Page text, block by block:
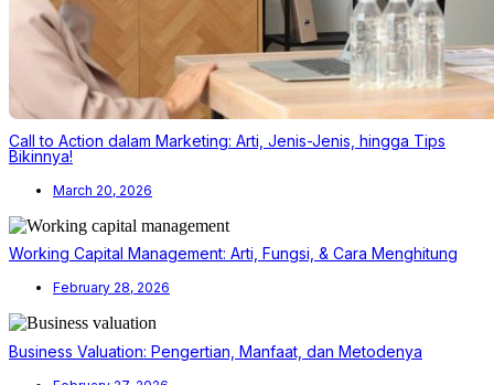
Call to Action dalam Marketing: Arti, Jenis-Jenis, hingga Tips
Bikinnya!
March 20, 2026
Working Capital Management: Arti, Fungsi, & Cara Menghitung
February 28, 2026
Business Valuation: Pengertian, Manfaat, dan Metodenya